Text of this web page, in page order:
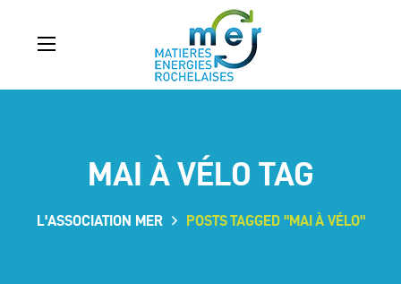
MAI À VÉLO TAG
L'ASSOCIATION MER POSTS TAGGED "MAI À VÉLO"